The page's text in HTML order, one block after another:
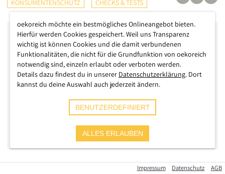
KONSUMENTENSCHUTZ
CHECKS & TESTS
Jedes Jahr aufs Neue liegen sie massenhaft in den
Impressum Datenschutz AGB
oekoreich möchte ein bestmögliches Onlineangebot bieten.
Hierfür werden Cookies gespeichert. Weil uns Transparenz
wichtig ist können Cookies und die damit verbundenen
Funktionalitäten, die nicht für die Grundfunktion von oekoreich
notwendig sind, einzeln erlaubt oder verboten werden.
Details dazu findest du in unserer Datenschutzerklärung. Dort
kannst du deine Auswahl auch jederzeit ändern.
BENUTZERDEFINIERT
ALLES ERLAUBEN